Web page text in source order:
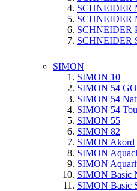
SCHNEIDER
SCHNEIDER
SCHNEIDER
SCHNEIDER
SIMON
SIMON 10
SIMON 54 GO
SIMON 54
SIMON 54
SIMON 55
SIMON 82
SIMON Akord
SIMON
SIMON
SIMON Basic
SIMON Basic